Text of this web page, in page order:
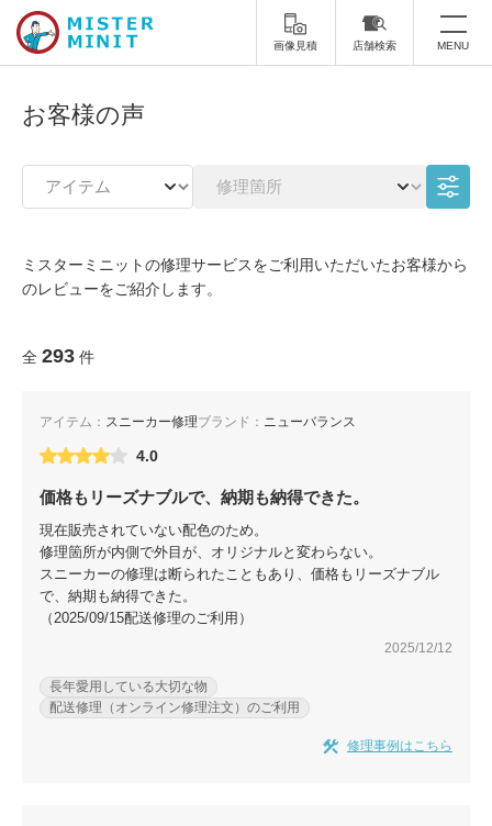
画像見積 店舗検索 MENU
靴修理
スニーカー修理
カバンの修理
印鑑・はんこの作製
包丁研ぎ 杖先の修理
店舗を探す
オンライン修理見積もりサービス（配送修理）
お問い合わせ
お客様の声
ミスターミニットの修理サービスをご利用いただいたお客様から
のレビューをご紹介します。
全 293 件
アイテム： スニーカー修理ブランド： ニューバランス
4.0
価格もリーズナブルで、納期も納得できた。
現在販売されていない配色のため。
修理箇所が内側で外目が、オリジナルと変わらない。
スニーカーの修理は断られたこともあり、価格もリーズナブル
で、納期も納得できた。
（2025/09/15配送修理のご利用）
2025/12/12
長年愛用している大切な物
配送修理（オンライン修理注文）のご利用
修理事例はこちら